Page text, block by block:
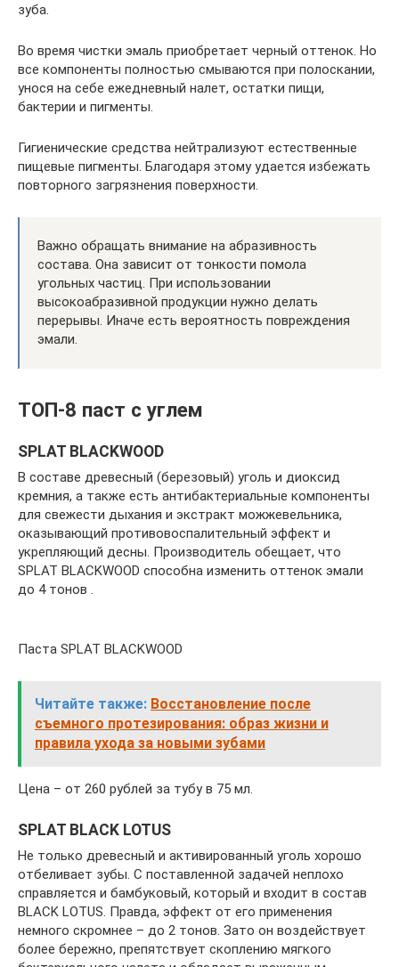
зуба.
Во время чистки эмаль приобретает черный оттенок. Но
все компоненты полностью смываются при полоскании,
унося на себе ежедневный налет, остатки пищи,
бактерии и пигменты.
Гигиенические средства нейтрализуют естественные
пищевые пигменты. Благодаря этому удается избежать
повторного загрязнения поверхности.
Важно обращать внимание на абразивность
состава. Она зависит от тонкости помола
угольных частиц. При использовании
высокоабразивной продукции нужно делать
перерывы. Иначе есть вероятность повреждения
эмали.
ТОП-8 паст с углем
SPLAT BLACKWOOD
В составе древесный (березовый) уголь и диоксид
кремния, а также есть антибактериальные компоненты
для свежести дыхания и экстракт можжевельника,
оказывающий противовоспалительный эффект и
укрепляющий десны. Производитель обещает, что
SPLAT BLACKWOOD способна изменить оттенок эмали
до 4 тонов .
Паста SPLAT BLACKWOOD
Читайте также: Восстановление после
съемного протезирования: образ жизни и
правила ухода за новыми зубами
Цена – от 260 рублей за тубу в 75 мл.
SPLAT BLACK LOTUS
Не только древесный и активированный уголь хорошо
отбеливает зубы. С поставленной задачей неплохо
справляется и бамбуковый, который и входит в состав
BLACK LOTUS. Правда, эффект от его применения
немного скромнее – до 2 тонов. Зато он воздействует
более бережно, препятствует скоплению мягкого